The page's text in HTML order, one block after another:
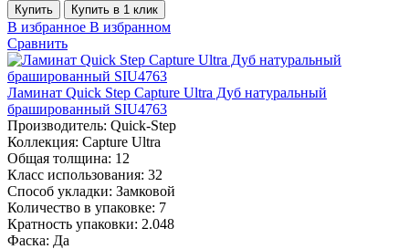
Купить Купить в 1 клик
В избранное В избранном
Сравнить
Ламинат Quick Step Capture Ultra Дуб натуральный
брашированный SIU4763
Производитель: Quick-Step
Коллекция: Capture Ultra
Общая толщина: 12
Класс использования: 32
Способ укладки: Замковой
Количество в упаковке: 7
Кратность упаковки: 2.048
Фаска: Да